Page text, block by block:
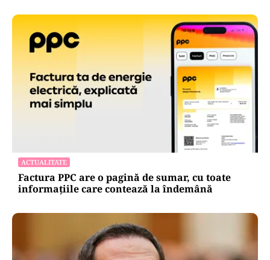
ACTUALITATE
Factura PPC are o pagină de sumar, cu toate
informațiile care contează la îndemână